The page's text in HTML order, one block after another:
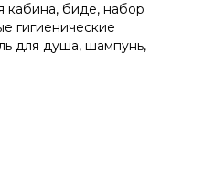
кабина, биде, набор
гигиенические
для душа, шампунь,